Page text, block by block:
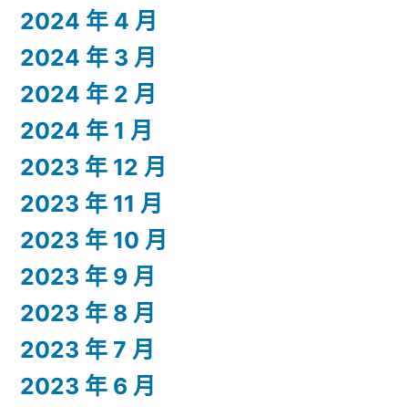
2024 年 4 月
2024 年 3 月
2024 年 2 月
2024 年 1 月
2023 年 12 月
2023 年 11 月
2023 年 10 月
2023 年 9 月
2023 年 8 月
2023 年 7 月
2023 年 6 月